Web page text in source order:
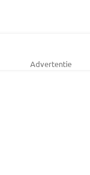
Advertentie